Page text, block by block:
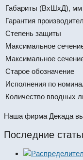
Габариты (ВхШхД), мм
Гарантия
Степень защиты
Максимальное
Максимальное
Старое обозначение
Исполнения по
Количество вводных
Наша фирма Декада
Последние